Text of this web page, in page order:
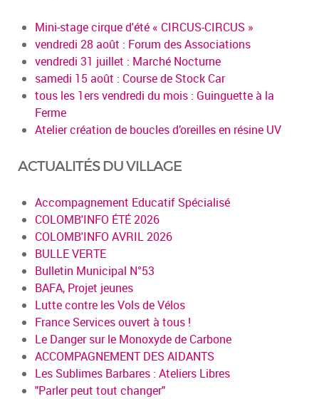
Mini-stage cirque d'été « CIRCUS-CIRCUS »
vendredi 28 août : Forum des Associations
vendredi 31 juillet : Marché Nocturne
samedi 15 août : Course de Stock Car
tous les 1ers vendredi du mois : Guinguette à la
Ferme
Atelier création de boucles d’oreilles en résine UV
ACTUALITÉS DU VILLAGE
Accompagnement Educatif Spécialisé
COLOMB'INFO ÉTÉ 2026
COLOMB'INFO AVRIL 2026
BULLE VERTE
Bulletin Municipal N°53
BAFA, Projet jeunes
Lutte contre les Vols de Vélos
France Services ouvert à tous !
Le Danger sur le Monoxyde de Carbone
ACCOMPAGNEMENT DES AIDANTS
Les Sublimes Barbares : Ateliers Libres
"Parler peut tout changer"